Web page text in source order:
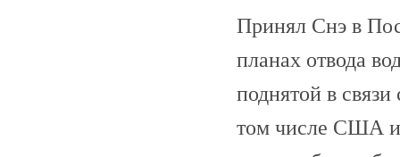
Принял Снэ в
планах отвода
поднятой в
том числе США и